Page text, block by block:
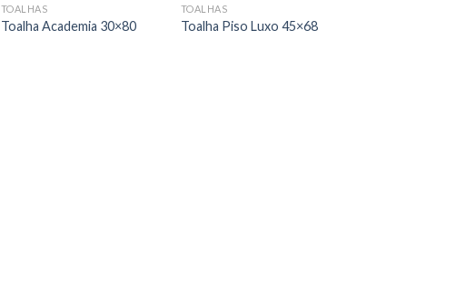
TOALHAS
Toalha Academia 30×80
TOALHAS
Toalha Piso Luxo 45×68